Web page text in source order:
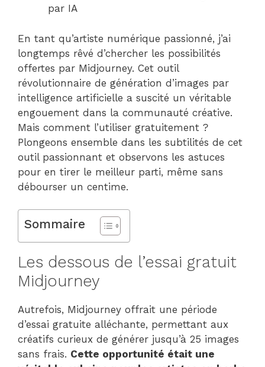
par IA
En tant qu’artiste numérique passionné, j’ai
longtemps rêvé d’chercher les possibilités
offertes par Midjourney. Cet outil
révolutionnaire de génération d’images par
intelligence artificielle a suscité un véritable
engouement dans la communauté créative.
Mais comment l’utiliser gratuitement ?
Plongeons ensemble dans les subtilités de cet
outil passionnant et observons les astuces
pour en tirer le meilleur parti, même sans
débourser un centime.
Sommaire
Les dessous de l’essai gratuit
Midjourney
Autrefois, Midjourney offrait une période
d’essai gratuite alléchante, permettant aux
créatifs curieux de générer jusqu’à 25 images
sans frais. Cette opportunité était une